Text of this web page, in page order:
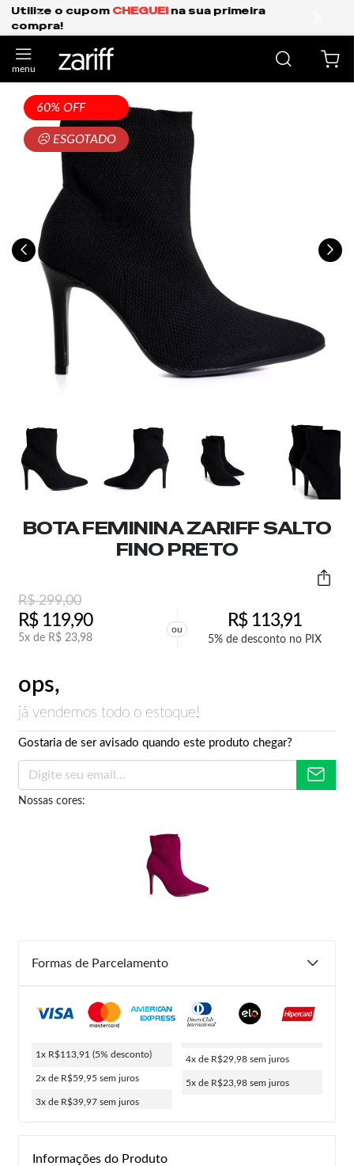
Frete Grátis Expresso para o Sul e São
anterior
60% OFF
☹ ESGOTADO
BOTA FEMININA ZARIFF SALTO
FINO PRETO
R$299,00
R$119,90
5x de R$ 23,98
ou R$113,91
5% de desconto no PIX
ops,
já vendemos todo o estoque!
Gostaria de ser avisado quando este produto chegar?
Nossas cores:
Formas de Parcelamento
1x R$113,91 (5% desconto)
2x de R$59,95 sem juros
3x de R$39,97 sem juros
4x de R$29,98 sem juros
5x de R$23,98 sem juros
Informações do Produto